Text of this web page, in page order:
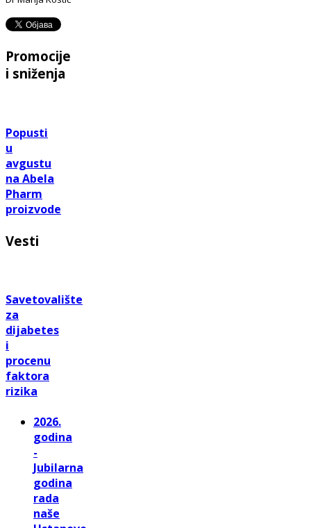
Promocije
i sniženja
Popusti
u
avgustu
na Abela
Pharm
proizvode
Vesti
Savetovalište
za
dijabetes
i
procenu
faktora
rizika
2026.
godina
-
Jubilarna
godina
rada
naše